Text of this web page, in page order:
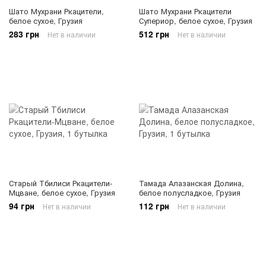
Шато Мухрани Ркацители,
белое сухое, Грузия
283 грн Нет в наличии
Шато Мухрани Ркацители
Супериор, белое сухое, Грузия
512 грн Нет в наличии
Старый Тбилиси Ркацители-
Мцване, белое сухое, Грузия
94 грн Нет в наличии
Тамада Алазанская Долина,
белое полусладкое, Грузия
112 грн Нет в наличии